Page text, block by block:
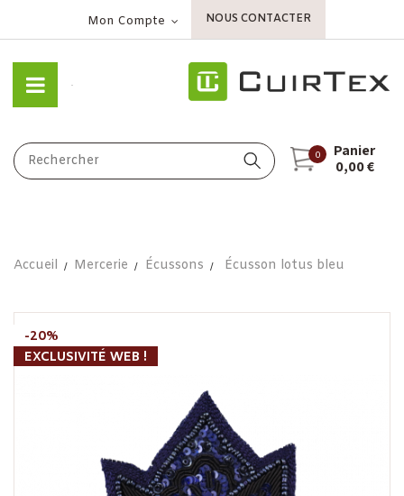
Mon Compte NOUS CONTACTER
0
Panier
0,00 €
Accueil Mercerie Écussons Écusson lotus bleu
-20%
EXCLUSIVITÉ WEB !